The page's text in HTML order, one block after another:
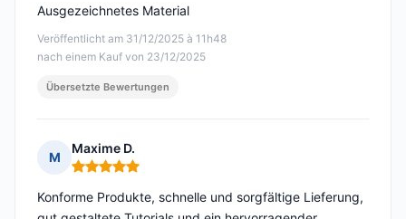
Veröffentlicht am 31/12/2025 à 11h48
nach einem Kauf von 23/12/2025
Ausgezeichnetes Material
Übersetzte Bewertungen
M
Maxime D.
Hinweis: 5 von 5
Konforme Produkte, schnelle und sorgfältige Lieferung,